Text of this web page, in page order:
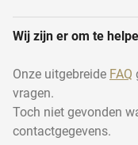
Wij zijn er om te
Onze uitgebreide FAQ
vragen.
Toch niet gevonden
contactgegevens.